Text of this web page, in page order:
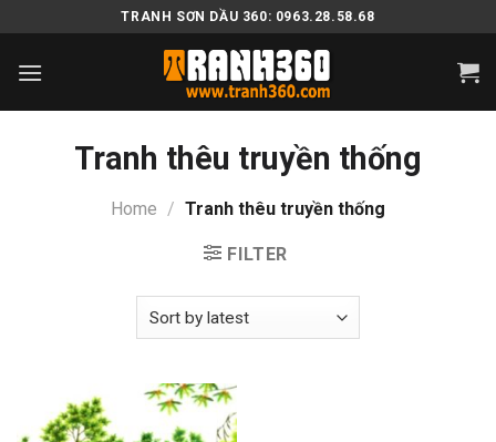
to
content
TRANH SƠN DẦU 360: 0963.28.58.68
Tranh thêu truyền thống
Home / Tranh thêu truyền thống
FILTER